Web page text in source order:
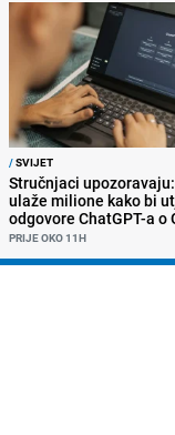
/SVIJET
Stručnjaci
ulaže milione kako bi
odgovore ChatGPT-a o
PRIJE OKO 11H